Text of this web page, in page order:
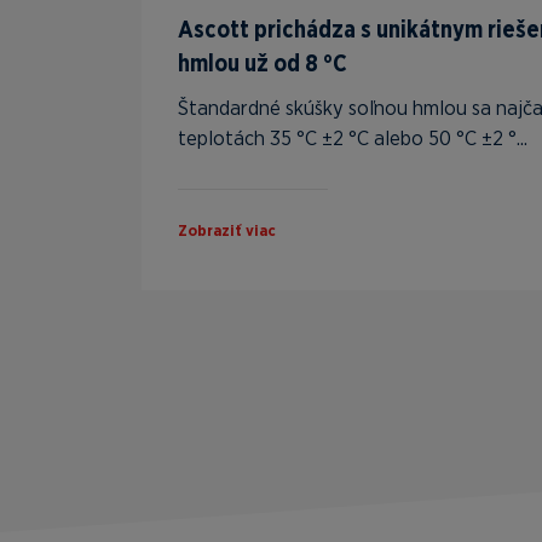
Ascott prichádza s unikátnym
hmlou už od 8 °C
Štandardné skúšky soľnou hmlou sa
teplotách 35 °C ±2 °C alebo 50 °C ±2 °...
Zobraziť viac